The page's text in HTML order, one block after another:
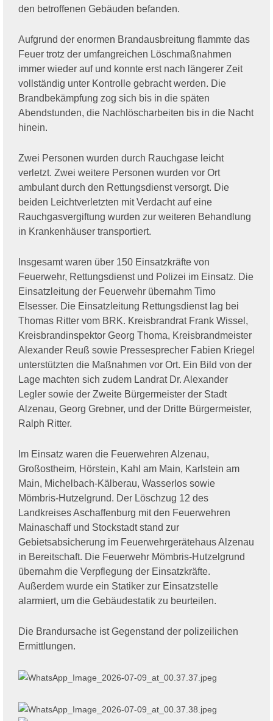
den betroffenen Gebäuden befanden.
Aufgrund der enormen Brandausbreitung flammte das
Feuer trotz der umfangreichen Löschmaßnahmen
immer wieder auf und konnte erst nach längerer Zeit
vollständig unter Kontrolle gebracht werden. Die
Brandbekämpfung zog sich bis in die späten
Abendstunden, die Nachlöscharbeiten bis in die Nacht
hinein.
Zwei Personen wurden durch Rauchgase leicht
verletzt. Zwei weitere Personen wurden vor Ort
ambulant durch den Rettungsdienst versorgt. Die
beiden Leichtverletzten mit Verdacht auf eine
Rauchgasvergiftung wurden zur weiteren Behandlung
in Krankenhäuser transportiert.
Insgesamt waren über 150 Einsatzkräfte von
Feuerwehr, Rettungsdienst und Polizei im Einsatz. Die
Einsatzleitung der Feuerwehr übernahm Timo
Elsesser. Die Einsatzleitung Rettungsdienst lag bei
Thomas Ritter vom BRK. Kreisbrandrat Frank Wissel,
Kreisbrandinspektor Georg Thoma, Kreisbrandmeister
Alexander Reuß sowie Pressesprecher Fabien Kriegel
unterstützten die Maßnahmen vor Ort. Ein Bild von der
Lage machten sich zudem Landrat Dr. Alexander
Legler sowie der Zweite Bürgermeister der Stadt
Alzenau, Georg Grebner, und der Dritte Bürgermeister,
Ralph Ritter.
Im Einsatz waren die Feuerwehren Alzenau,
Großostheim, Hörstein, Kahl am Main, Karlstein am
Main, Michelbach-Kälberau, Wasserlos sowie
Mömbris-Hutzelgrund. Der Löschzug 12 des
Landkreises Aschaffenburg mit den Feuerwehren
Mainaschaff und Stockstadt stand zur
Gebietsabsicherung im Feuerwehrgerätehaus Alzenau
in Bereitschaft. Die Feuerwehr Mömbris-Hutzelgrund
übernahm die Verpflegung der Einsatzkräfte.
Außerdem wurde ein Statiker zur Einsatzstelle
alarmiert, um die Gebäudestatik zu beurteilen.
Die Brandursache ist Gegenstand der polizeilichen
Ermittlungen.